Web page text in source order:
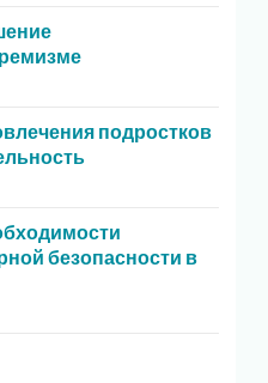
подростков
безопасности в